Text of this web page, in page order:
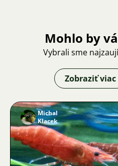
Mohlo by
Vybrali sme
Zobraziť viac
Michal
Klacek